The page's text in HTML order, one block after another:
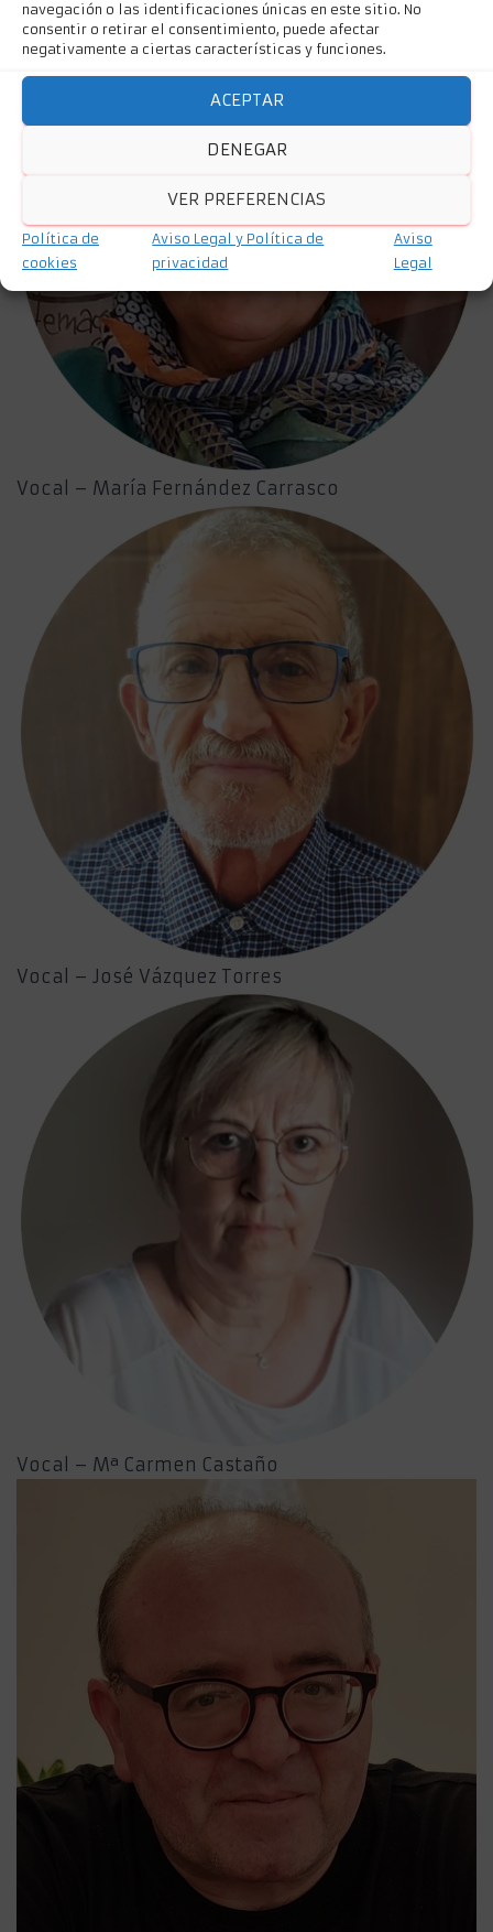
navegación o las identificaciones únicas en este sitio. No
consentir o retirar el consentimiento, puede afectar
negativamente a ciertas características y funciones.
ACEPTAR
DENEGAR
VER PREFERENCIAS
Política de
cookies
Aviso Legal y Política de
privacidad
Aviso
Legal
Vocal – María Fernández Carrasco
Vocal – José Vázquez Torres
Vocal – Mª Carmen Castaño